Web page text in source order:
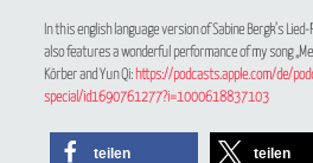
In this english language version of Sabine Bergk’s
also features a wonderful performance of my song
Körber and Yun Qi: https://podcasts.apple.com/de/
special/id1690761277?i=1000618837103
teilen teilen